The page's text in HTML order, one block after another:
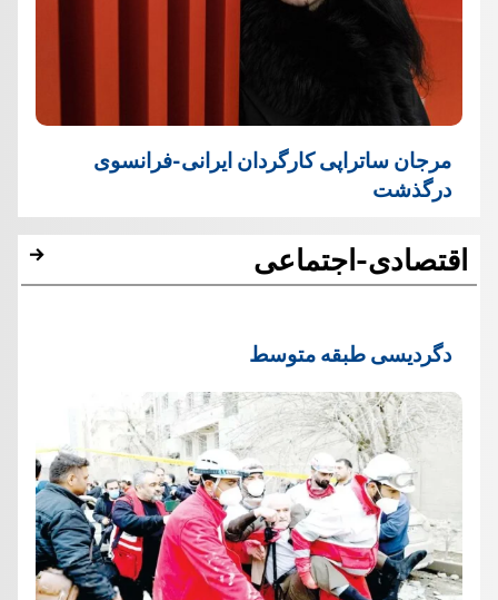
مرجان ساتراپی کارگردان ایرانی-فرانسوی
درگذشت
اقتصادی-اجتماعی
دگردیسی طبقه متوسط